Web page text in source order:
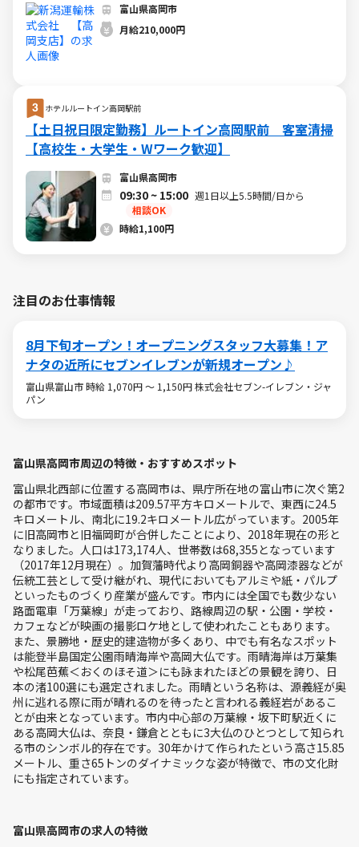
富山県高岡市
月給210,000円
ホテルルートイン高岡駅前
【土日祝日限定勤務】ルートイン高岡駅前 客室清掃
【高校生・大学生・Wワーク歓迎】
富山県高岡市
09:30 ~ 15:00 週1日以上5.5時間/日から
相談OK
時給1,100円
注目のお仕事情報
8月下旬オープン！オープニングスタッフ大募集！ア
ナタの近所にセブンイレブンが新規オープン♪
富山県富山市 時給 1,070円 ～ 1,150円 株式会社セブン-イレブン・ジャ
パン
富山県高岡市周辺の特徴・おすすめスポット
富山県北西部に位置する高岡市は、県庁所在地の富山市に次ぐ第2
の都市です。市域面積は209.57平方キロメートルで、東西に24.5
キロメートル、南北に19.2キロメートル広がっています。2005年
に旧高岡市と旧福岡町が合併したことにより、2018年現在の形と
なりました。人口は173,174人、世帯数は68,355となっています
（2017年12月現在）。加賀藩時代より高岡銅器や高岡漆器などが
伝統工芸として受け継がれ、現代においてもアルミや紙・パルプ
といったものづくり産業が盛んです。市内には全国でも数少ない
路面電車「万葉線」が走っており、路線周辺の駅・公園・学校・
カフェなどが映画の撮影ロケ地として使われたこともあります。
また、景勝地・歴史的建造物が多くあり、中でも有名なスポット
は能登半島国定公園雨晴海岸や高岡大仏です。雨晴海岸は万葉集
や松尾芭蕉＜おくのほそ道＞にも詠まれたほどの景観を誇り、日
本の渚100選にも選定されました。雨晴という名称は、源義経が奥
州に逃れる際に雨が晴れるのを待ったと言われる義経岩があるこ
とが由来となっています。市内中心部の万葉線・坂下町駅近くに
ある高岡大仏は、奈良・鎌倉とともに3大仏のひとつとして知られ
る市のシンボル的存在です。30年かけて作られたという高さ15.85
メートル、重さ65トンのダイナミックな姿が特徴で、市の文化財
にも指定されています。
富山県高岡市の求人の特徴